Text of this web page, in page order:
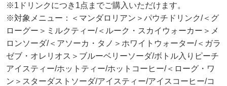
※1ドリンクにつき1点までご購入いただけます。
※対象メニュー：＜マンダロリアン＞パウチドリンク/＜グ
ローグー＞ミルクティー/＜ルーク・スカイウォーカー＞メ
ロンソーダ/＜アソーカ・タノ＞ホワイトウォーター/＜ガラ
ゼブ・オレリオス＞ブルーベリーソーダ/ボトル入りピーチ
アイスティー/ホットティー/ホットコーヒー/＜ローグ・ワ
ン＞スターダストソーダ/アイスティー/アイスコーヒー/コ